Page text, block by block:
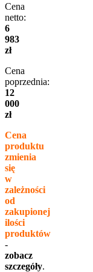
Cena
netto:
6
983
zł
Cena
poprzednia:
12
000
zł
Cena
produktu
zmienia
się
w
zależności
od
zakupionej
ilości
produktów
-
zobacz
szczegóły.